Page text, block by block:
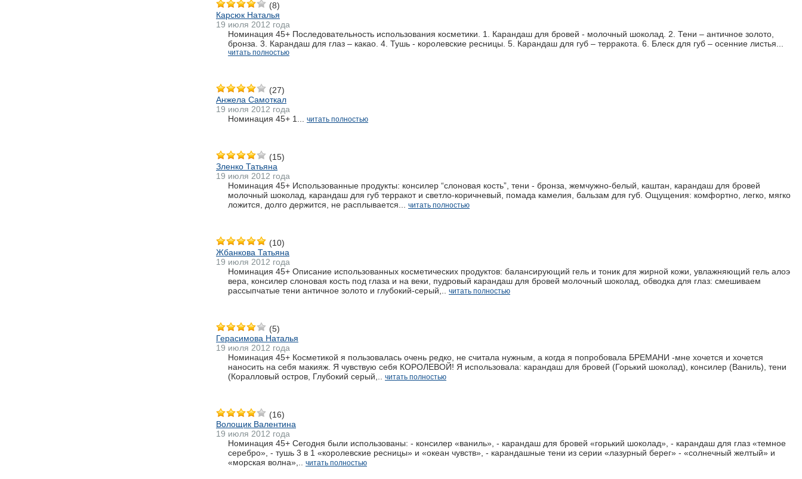
(8)
Карсюк Наталья
19 июля 2012 года
Номинация 45+ Последовательность использования косметики. 1. Карандаш для бровей - молочный шоколад. 2. Тени – античное золото,
бронза. 3. Карандаш для глаз – какао. 4. Тушь - королевские ресницы. 5. Карандаш для губ – терракота. 6. Блеск для губ – осенние листья...
читать полностью
(27)
Анжела Самоткал
19 июля 2012 года
Номинация 45+ 1...
читать полностью
(15)
Зленко Татьяна
19 июля 2012 года
Номинация 45+ Использованные продукты: консилер “слоновая кость”, тени - бронза, жемчужно-белый, каштан, карандаш для бровей
молочный шоколад, карандаш для губ терракот и светло-коричневый, помада камелия, бальзам для губ. Ощущения: комфортно, легко, мягко
ложится, долго держится, не расплывается...
читать полностью
(10)
Жбанкова Татьяна
19 июля 2012 года
Номинация 45+ Описание использованных косметических продуктов: балансирующий гель и тоник для жирной кожи, увлажняющий гель алоэ
вера, консилер слоновая кость под глаза и на веки, пудровый карандаш для бровей молочный шоколад, обводка для глаз: смешиваем
рассыпчатые тени античное золото и глубокий-серый,..
читать полностью
(5)
Герасимова Наталья
19 июля 2012 года
Номинация 45+ Косметикой я пользовалась очень редко, не считала нужным, а когда я попробовала БРЕМАНИ -мне хочется и хочется
наносить на себя макияж. Я чувствую себя КОРОЛЕВОЙ! Я использовала: карандаш для бровей (Горький шоколад), консилер (Ваниль), тени
(Коралловый остров, Глубокий серый,..
читать полностью
(16)
Волощик Валентина
19 июля 2012 года
Номинация 45+ Сегодня были использованы: - консилер «ваниль», - карандаш для бровей «горький шоколад», - карандаш для глаз «темное
серебро», - тушь 3 в 1 «королевские ресницы» и «океан чувств», - карандашные тени из серии «лазурный берег» - «солнечный желтый» и
«морская волна»,..
читать полностью